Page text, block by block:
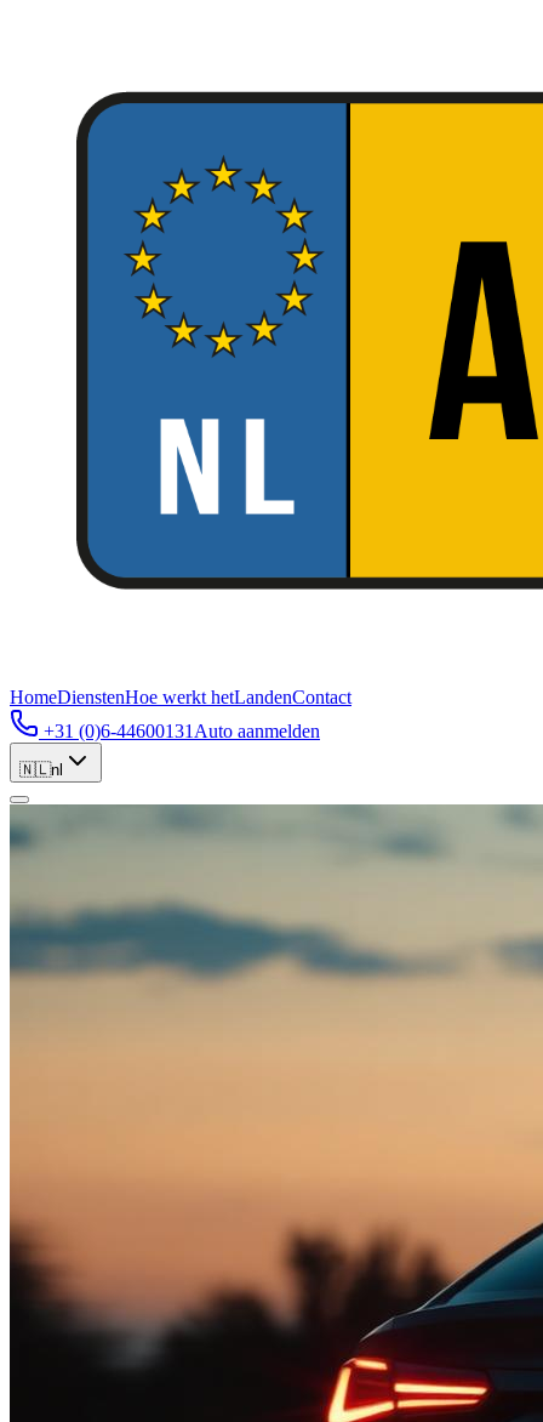
HomeDienstenHoe werkt hetLandenContact
+31 (0)6-44600131 Auto aanmelden
🇳🇱nl